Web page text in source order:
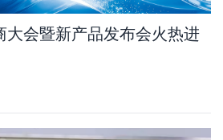
大会暨新产品发布会火热进